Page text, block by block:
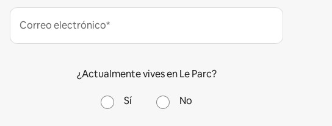
Correo electrónico*
¿Actualmente vives en Le Parc?
Sí No